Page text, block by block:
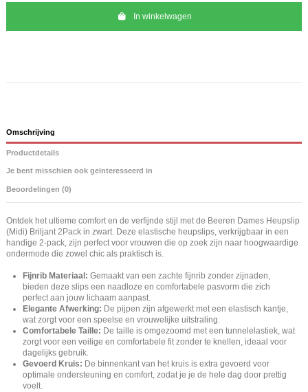
In winkelwagen
Omschrijving
Productdetails
Je bent misschien ook geïnteresseerd in
Beoordelingen (0)
Ontdek het ultieme comfort en de verfijnde stijl met de Beeren Dames Heupslip
(Midi) Briljant 2Pack in zwart. Deze elastische heupslips, verkrijgbaar in een
handige 2-pack, zijn perfect voor vrouwen die op zoek zijn naar hoogwaardige
ondermode die zowel chic als praktisch is.
Fijnrib Materiaal: Gemaakt van een zachte fijnrib zonder zijnaden,
bieden deze slips een naadloze en comfortabele pasvorm die zich
perfect aan jouw lichaam aanpast.
Elegante Afwerking: De pijpen zijn afgewerkt met een elastisch kantje,
wat zorgt voor een speelse en vrouwelijke uitstraling.
Comfortabele Taille: De taille is omgezoomd met een tunnelelastiek, wat
zorgt voor een veilige en comfortabele fit zonder te knellen, ideaal voor
dagelijks gebruik.
Gevoerd Kruis: De binnenkant van het kruis is extra gevoerd voor
optimale ondersteuning en comfort, zodat je je de hele dag door prettig
voelt.